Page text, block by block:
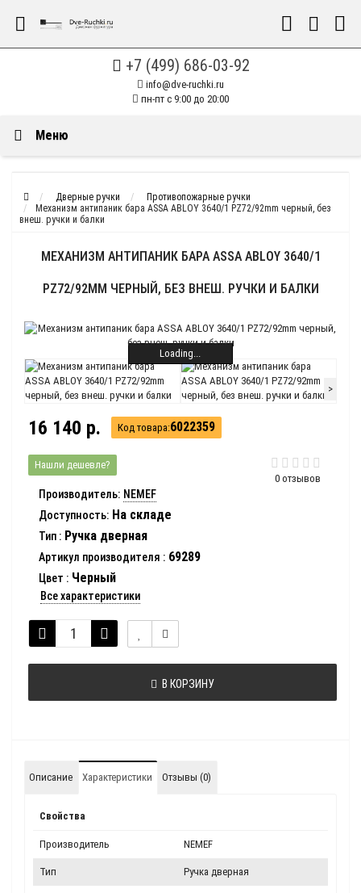
+7 (499) 686-03-92
info@dve-ruchki.ru
пн-пт с 9:00 до 20:00
Меню
Дверные ручки
Противопожарные ручки
Механизм антипаник бара ASSA ABLOY 3640/1 PZ72/92mm черный, без
внеш. ручки и балки
МЕХАНИЗМ АНТИПАНИК БАРА ASSA ABLOY 3640/1
PZ72/92MM ЧЕРНЫЙ, БЕЗ ВНЕШ. РУЧКИ И БАЛКИ
Loading...
>
0 отзывов
16 140 р. Код товара:6022359
Нашли дешевле?
Производитель: NEMEF
Доступность: На складе
Тип : Ручка дверная
Артикул производителя : 69289
Цвет : Черный
Все характеристики
В КОРЗИНУ
Описание Характеристики Отзывы (0)
Свойства
Производитель NEMEF
Тип Ручка дверная